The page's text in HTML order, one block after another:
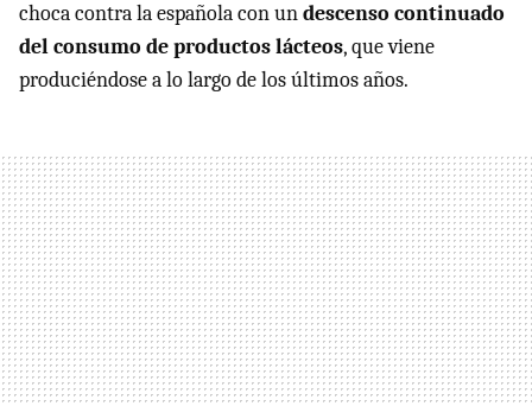
choca contra la española con undescenso continuado
del consumo de productos lácteos, que viene
produciéndose a lo largo de los últimos años.